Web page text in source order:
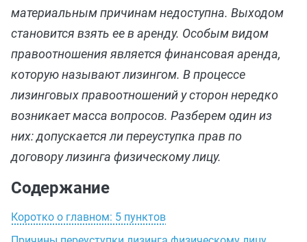
материальным причинам недоступна. Выходом
становится взять ее в аренду. Особым видом
правоотношения является финансовая аренда,
которую называют лизингом. В процессе
лизинговых правоотношений у сторон нередко
возникает масса вопросов. Разберем один из
них: допускается ли переуступка прав по
договору лизинга физическому лицу.
Содержание
Коротко о главном: 5 пунктов